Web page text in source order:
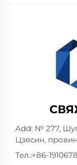
Add: № 277,
Цзясин,
Тел.:+86-